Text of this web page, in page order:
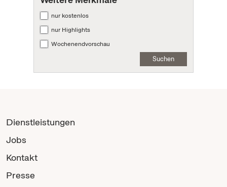
nur kostenlos
nur Highlights
Wochenendvorschau
Suchen
Dienstleistungen
Jobs
Kontakt
Presse